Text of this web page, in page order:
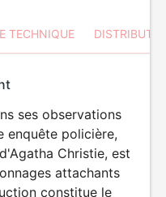
TECHNIQUE
ses observations
enquête policière,
Christie, est
attachants
constitue le